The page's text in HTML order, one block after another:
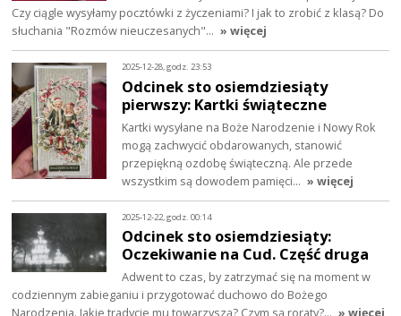
Czy ciągle wysyłamy pocztówki z życzeniami? I jak to zrobić z klasą? Do
słuchania "Rozmów nieuczesanych"… » więcej
2025-12-28, godz. 23:53
Odcinek sto osiemdziesiąty
pierwszy: Kartki świąteczne
Kartki wysyłane na Boże Narodzenie i Nowy Rok
mogą zachwycić obdarowanych, stanowić
przepiękną ozdobę świąteczną. Ale przede
wszystkim są dowodem pamięci… » więcej
2025-12-22, godz. 00:14
Odcinek sto osiemdziesiąty:
Oczekiwanie na Cud. Część druga
Adwent to czas, by zatrzymać się na moment w
codziennym zabieganiu i przygotować duchowo do Bożego
Narodzenia. Jakie tradycje mu towarzyszą? Czym są roraty?… » więcej